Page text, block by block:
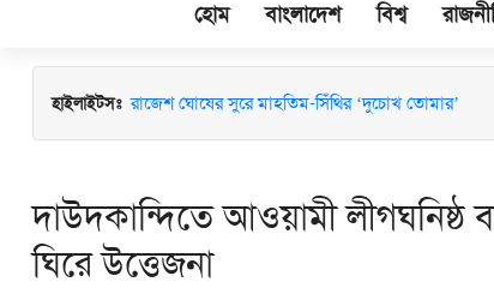
হোম বাংলাদেশ বিশ্ব
হাইলাইটসঃ পাঁচ বছর আগে শিশুহত্যার আসামি, এবার বাড়ির মালিক
দাউদকান্দিতে আওয়ামী
ঘিরে উত্তেজনা